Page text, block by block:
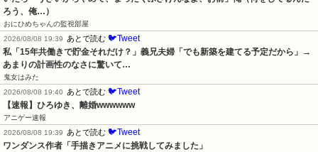
ろう、俺…）
おにひめちゃんの監視部屋
2026/08/08 19:39
あとで読む 🐦Tweet
私「15年共働きで貯金それだけ？」義兄夫婦「でも新築を建てる予定だから」→
あまりの計画性のなさに驚いて…
鬼女はみた
2026/08/08 19:40
あとで読む 🐦Tweet
【速報】ひろゆき、離婚wwwwww
アニゲー速報
2026/08/08 19:39
あとで読む 🐦Tweet
ワンダンス作者「手描きアニメに挑戦してみました」